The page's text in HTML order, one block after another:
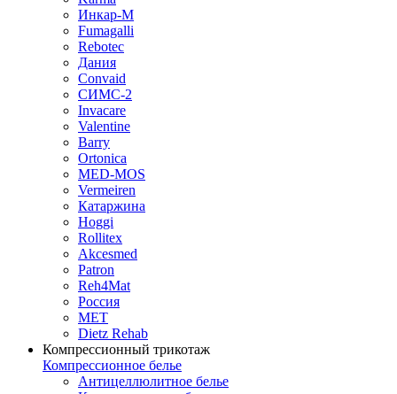
Инкар-М
Fumagalli
Rebotec
Дания
Convaid
СИМС-2
Invacare
Valentine
Barry
Ortonica
MED-MOS
Vermeiren
Катаржина
Hoggi
Rollitex
Akcesmed
Patron
Reh4Mat
Россия
МЕТ
Dietz Rehab
Компрессионный трикотаж
Компрессионное белье
Антицеллюлитное белье